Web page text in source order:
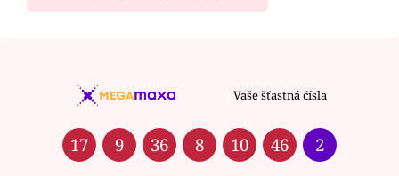
Vaše šťastná čísla
17 9 36 8 10 46 2